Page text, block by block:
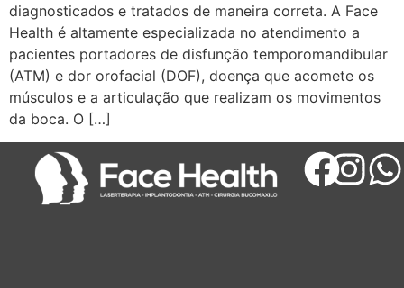
diagnosticados e tratados de maneira correta. A Face
Health é altamente especializada no atendimento a
pacientes portadores de disfunção temporomandibular
(ATM) e dor orofacial (DOF), doença que acomete os
músculos e a articulação que realizam os movimentos
da boca. O […]